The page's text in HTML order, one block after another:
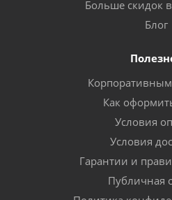
Больше скидок
Блог
Как
Условия
Условия
Гарантии и
Публичная